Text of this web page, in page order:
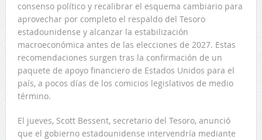
consenso político y recalibrar el esquema cambiario para
aprovechar por completo el respaldo del Tesoro
estadounidense y alcanzar la estabilización
macroeconómica antes de las elecciones de 2027. Estas
recomendaciones surgen tras la confirmación de un
paquete de apoyo financiero de Estados Unidos para el
país, a pocos días de los comicios legislativos de medio
término.
El jueves, Scott Bessent, secretario del Tesoro, anunció
que el gobierno estadounidense intervendría mediante